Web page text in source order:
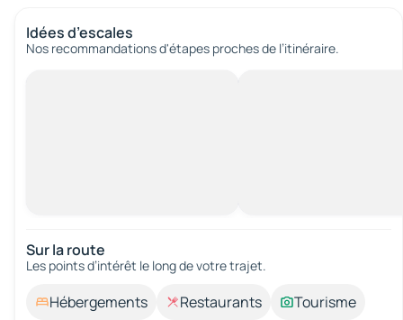
Idées d’escales
Nos recommandations d'étapes proches de l’itinéraire.
Sur la route
Les points d’intérêt le long de votre trajet.
Hébergements Restaurants
Tourisme